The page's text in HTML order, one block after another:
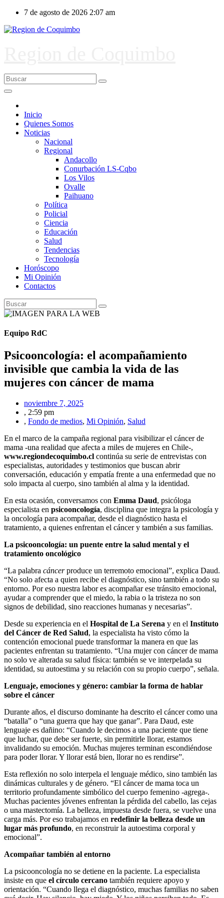
contenido
7 de agosto de 2026 2:07 am
Inicio
Quienes Somos
Noticias
Nacional
Regional
Andacollo
Conurbación LS-Cqbo
Los Vilos
Ovalle
Paihuano
Política
Policial
Ciencia
Educación
Salud
Tendencias
Tecnología
Horóscopo
Mi Opinión
Contactos
Equipo RdC
Psicooncología: el acompañamiento
invisible que cambia la vida de las
mujeres con cáncer de mama
noviembre 7, 2025
, 2:59 pm
, Fondo de medios, Mi Opinión, Salud
En el marco de la campaña regional para visibilizar el cáncer de
mama -una realidad que afecta a miles de mujeres en Chile-,
www.regiondecoquimbo.cl continúa su serie de entrevistas con
especialistas, autoridades y testimonios que buscan abrir
conversación, educación y empatía frente a una enfermedad que no
solo impacta al cuerpo, sino también al alma y la identidad.
En esta ocasión, conversamos con Emma Daud, psicóloga
especialista en psicooncología, disciplina que integra la psicología y
la oncología para acompañar, desde el diagnóstico hasta el
tratamiento, a quienes enfrentan el cáncer y también a sus familias.
La psicooncología: un puente entre la salud mental y el
tratamiento oncológico
“La palabra cáncerproduce un terremoto emocional”, explica Daud.
“No solo afecta a quien recibe el diagnóstico, sino también a todo su
entorno. Por eso nuestra labor es acompañar ese tránsito emocional,
ayudar a comprender que el miedo, la rabia o la tristeza no son
signos de debilidad, sino reacciones humanas y necesarias”.
Desde su experiencia en el Hospital de La Serena y en el Instituto
del Cáncer de Red Salud, la especialista ha visto cómo la
contención emocional puede transformar la manera en que las
pacientes enfrentan su tratamiento. “Una mujer con cáncer de mama
no solo ve alterada su salud física: también se ve interpelada su
identidad, su autoestima y su relación con su propio cuerpo”, señala.
Lenguaje, emociones y género: cambiar la forma de hablar
sobre el cáncer
Durante años, el discurso dominante ha descrito el cáncer como una
“batalla” o “una guerra que hay que ganar”. Para Daud, este
lenguaje es dañino: “Cuando le decimos a una paciente que tiene
que luchar, que debe ser fuerte, sin permitirle llorar, estamos
invalidando su emoción. Muchas mujeres terminan escondiéndose
para poder llorar. Y llorar está bien, llorar no es rendirse”.
Esta reflexión no solo interpela el lenguaje médico, sino también las
dinámicas culturales y de género. “El cáncer de mama toca un
territorio profundamente simbólico del cuerpo femenino -agrega-.
Muchas pacientes jóvenes enfrentan la pérdida del cabello, las cejas
o una mastectomía. La belleza, impuesta desde fuera, se vuelve una
carga más. Por eso trabajamos en redefinir la belleza desde un
lugar más profundo, en reconstruir la autoestima corporal y
emocional”.
Acompañar también al entorno
La psicooncología no se detiene en la paciente. La especialista
insiste en que el círculo cercano también requiere apoyo y
orientación. “Cuando llega el diagnóstico, muchas familias no saben